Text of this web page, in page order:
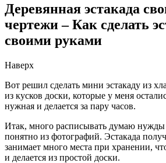
Деревянная эстакада
чертежи – Как сделать
своими руками
Наверх
Вот решил сделать мини эстакаду из
из кусков доски, которые у меня
нужная и делается за пару часов.
Итак, много расписывать думаю нужды
понятно из фотографий. Эстакада
занимает много места при хранении,
и делается из простой доски.